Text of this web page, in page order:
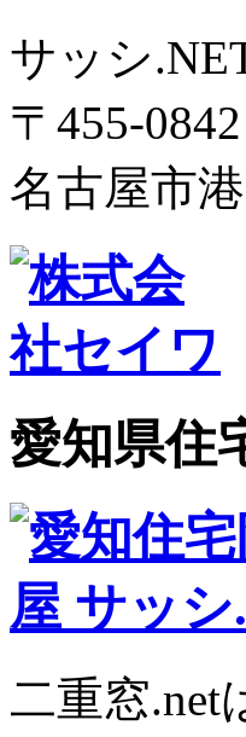
サッシ
〒455-0842
名古屋市
愛知県住
二重窓.net